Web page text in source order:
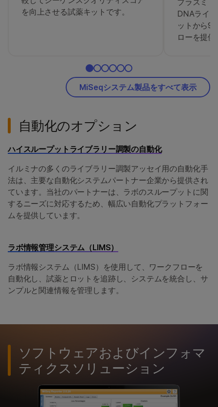
を向上させる試薬キットです。
DNAライ
ットから
ローを提
MiSeqシステム製品をすべて表示
自動化のオプション
ハイスループットライブラリー調製の自動化
イルミナの多くのライブラリー調製アッセイ用の自動化手
法は、主要な自動化システムパートナー企業から提供され
ています。当社のパートナーは、ラボのスループットに関
するニーズに対応するため、幅広い自動化プラットフォー
ムを提供しています。
ラボ情報管理システム（LIMS）
ラボ情報システム（LIMS）を使用して、ワークフローを
自動化し、試薬とロットを追跡し、システムを統合し、サ
ンプルと関連情報を管理します。
ソフトウェアおよびインフォマ
ティクスソリューション